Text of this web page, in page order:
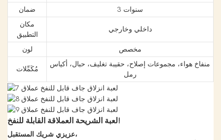
ضمان
3 سنوات
مكان
التطبيق
داخلي وخارجي
لون مخصص
مُكَمِّلات
منفاخ هواء، مجموعات إصلاح، حقيبة تغليف، حبال، أكياس
رمل
لعبة الشريحة العملاقة القابلة للنفخ!
عزيزي شريك المستقبل،